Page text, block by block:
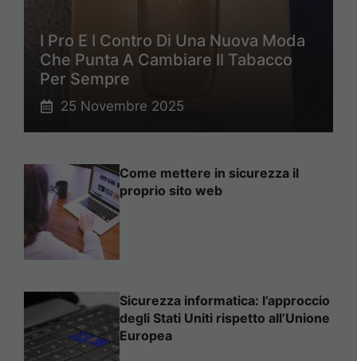
I Pro E I Contro Di Una Nuova Moda
Che Punta A Cambiare Il Tabacco
Per Sempre
25 Novembre 2025
Come mettere in sicurezza il
proprio sito web
Sicurezza informatica: l’approccio
degli Stati Uniti rispetto all’Unione
Europea